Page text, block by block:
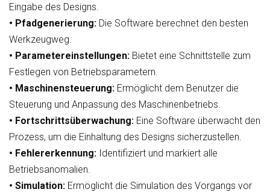
Eingabe des Designs.
• Pfadgenerierung: Die Software berechnet den besten
Werkzeugweg.
• Parametereinstellungen: Bietet eine Schnittstelle zum
Festlegen von Betriebsparametern.
• Maschinensteuerung: Ermöglicht dem Benutzer die
Steuerung und Anpassung des Maschinenbetriebs.
• Fortschrittsüberwachung: Eine Software überwacht den
Prozess, um die Einhaltung des Designs sicherzustellen.
• Fehlererkennung: Identifiziert und markiert alle
Betriebsanomalien.
• Simulation: Ermöglicht die Simulation des Vorgangs vor